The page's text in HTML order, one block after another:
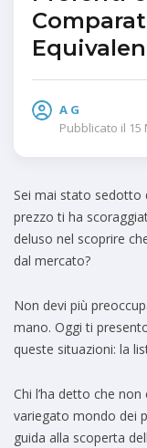
A G
Pubblicato il 15
Sei mai stato sedotto
prezzo ti ha
deluso nel scoprire
dal mercato?
Non devi più
mano. Oggi ti
queste situazioni: la
Chi l’ha detto che
variegato mondo dei
guida alla scoperta